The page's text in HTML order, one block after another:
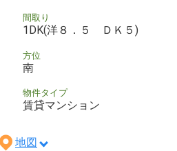
間取り
1DK(洋８．５ ＤＫ５)
方位
南
物件タイプ
賃貸マンション
地図